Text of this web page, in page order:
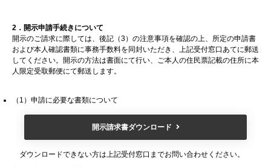
2．開示申請手続きについて
開示のご請求に際しては、後記（3）の注意事項を確認の上、所定の申請書
および本人確認書類に事務手数料を同封いただき、上記受付窓口あてに郵送
してください。開示の方法は書面にて行い、ご本人の住民票記載の住所に本
人限定受取郵便にて郵送します。
（1）申請に必要な書類について
開示請求書ダウンロード
ダウンロードできない方は上記受付窓口までお問い合わせください。